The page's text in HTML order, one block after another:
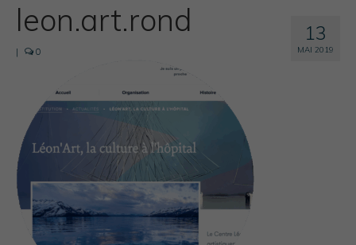
Blog
Photos Inspiration / Voyages
Bio.FR
Bio.EN
13
MAI 2019
leon.art.rond
| 0